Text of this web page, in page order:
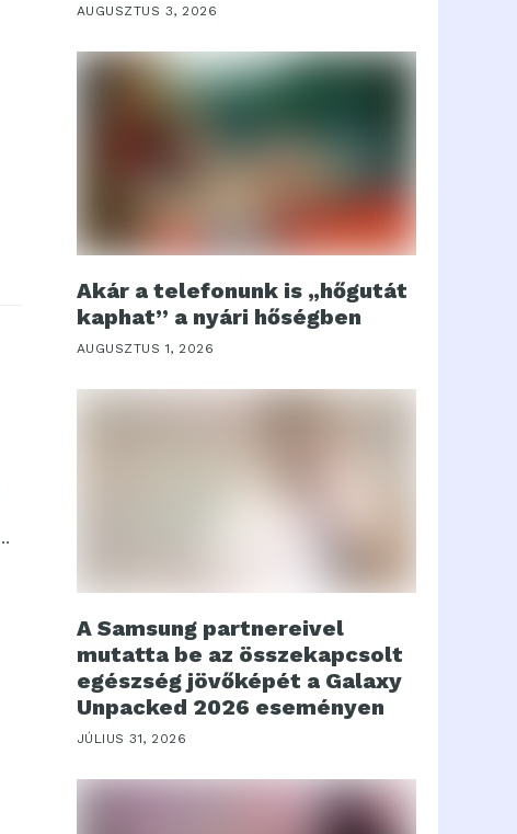
AUGUSZTUS 3, 2026
Akár a telefonunk is „hőgutát
kaphat” a nyári hőségben
AUGUSZTUS 1, 2026
A Samsung partnereivel
mutatta be az összekapcsolt
egészség jövőképét a Galaxy
Unpacked 2026 eseményen
JÚLIUS 31, 2026